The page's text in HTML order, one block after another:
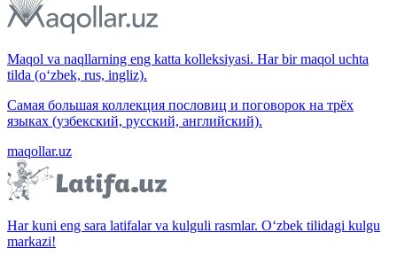
Maqol va naqllarning eng katta kolleksiyasi. Har bir maqol uchta
tilda (o‘zbek, rus, ingliz).
Самая большая коллекция пословиц и поговорок на трёх
языках (узбекский, русский, английский).
maqollar.uz
Har kuni eng sara latifalar va kulguli rasmlar. O‘zbek tilidagi kulgu
markazi!